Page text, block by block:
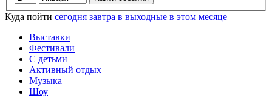
Куда пойти сегодня завтра в выходные в этом месяце
Выставки
Фестивали
С детьми
Активный отдых
Музыка
Шоу